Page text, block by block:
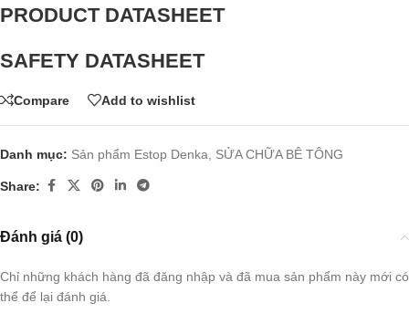
PRODUCT DATASHEET
SAFETY DATASHEET
Compare Add to wishlist
Danh mục: Sản phẩm Estop Denka, SỬA CHỮA BÊ TÔNG
Share:
Đánh giá (0)
Chỉ những khách hàng đã đăng nhập và đã mua sản phẩm này mới có
thể để lại đánh giá.